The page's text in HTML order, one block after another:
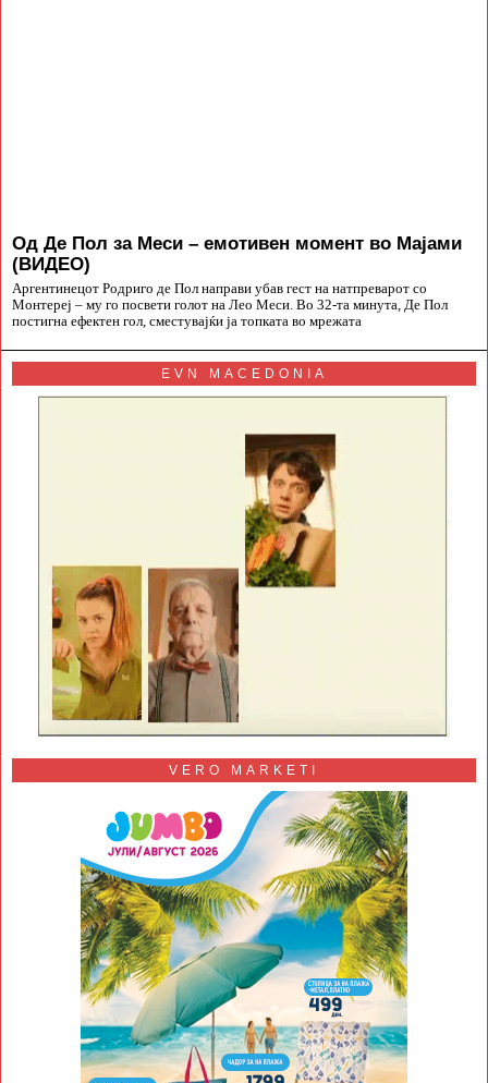
Од Де Пол за Меси – емотивен момент во Мајами
(ВИДЕО)
Аргентинецот Родриго де Пол направи убав гест на натпреварот со
Монтереј – му го посвети голот на Лео Меси. Во 32-та минута, Де Пол
постигна ефектен гол, сместувајќи ја топката во мрежата
EVN MACEDONIA
VERO MARKETI